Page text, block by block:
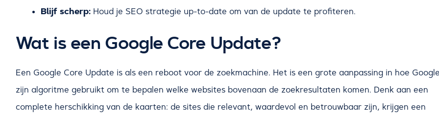
Blijf scherp: Houd je SEO strategie up-to-date om van de update te profiteren.
Wat is een Google Core Update?
Een Google Core Update is als een reboot voor de zoekmachine. Het is een grote aanpassing in hoe
zijn algoritme gebruikt om te bepalen welke websites bovenaan de zoekresultaten komen. Denk aan een
complete herschikking van de kaarten: de sites die relevant, waardevol en betrouwbaar zijn, krijgen een